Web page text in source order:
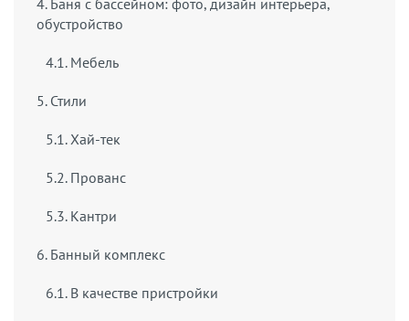
4. Баня с бассейном: фото, дизайн интерьера,
обустройство
4.1. Мебель
5. Стили
5.1. Хай-тек
5.2. Прованс
5.3. Кантри
6. Банный комплекс
6.1. В качестве пристройки